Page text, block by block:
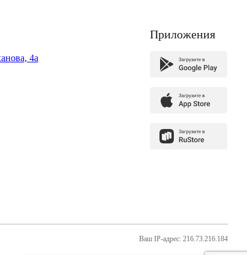
4а
Приложения
Ваш IP-адрес: 216.73.216.184